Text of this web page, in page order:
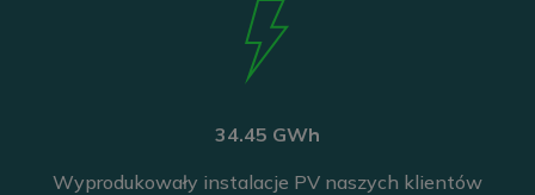
34.45 GWh
Wyprodukowały instalacje PV naszych klientów